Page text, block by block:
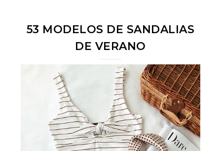
53 MODELOS DE SANDALIAS
DE VERANO